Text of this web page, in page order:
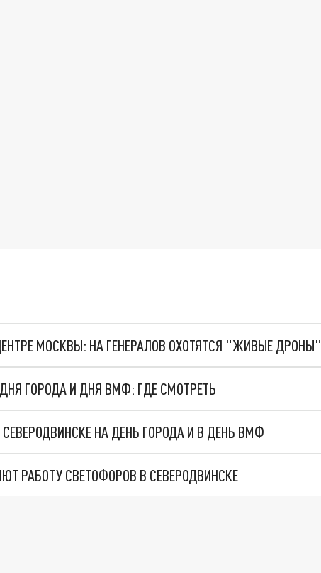
МОСКВЫ: НА ГЕНЕРАЛОВ ОХОТЯТСЯ "ЖИВЫЕ ДРОНЫ"
ГОРОДА И ДНЯ ВМФ: ГДЕ СМОТРЕТЬ
НА ДЕНЬ ГОРОДА И В ДЕНЬ ВМФ
РАБОТУ СВЕТОФОРОВ В СЕВЕРОДВИНСКЕ